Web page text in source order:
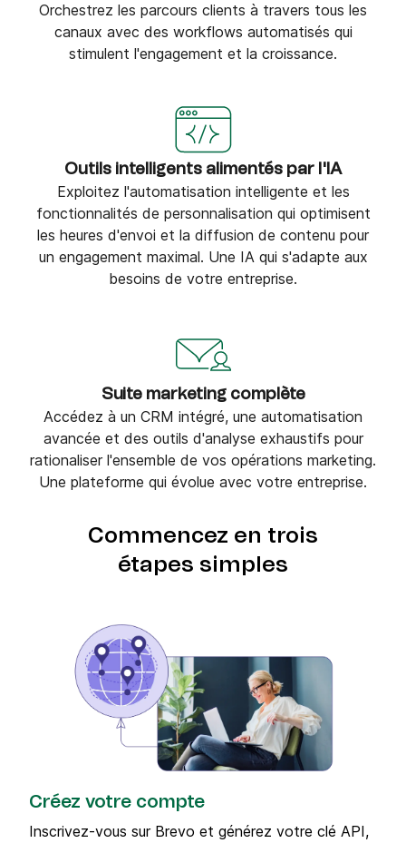
Orchestrez les parcours clients à travers tous les
canaux avec des workflows automatisés qui
stimulent l'engagement et la croissance.
Outils intelligents alimentés par l'IA
Exploitez l'automatisation intelligente et les
fonctionnalités de personnalisation qui optimisent
les heures d'envoi et la diffusion de contenu pour
un engagement maximal. Une IA qui s'adapte aux
besoins de votre entreprise.
Suite marketing complète
Accédez à un CRM intégré, une automatisation
avancée et des outils d'analyse exhaustifs pour
rationaliser l'ensemble de vos opérations marketing.
Une plateforme qui évolue avec votre entreprise.
Commencez en trois
étapes simples
Créez votre compte
Inscrivez-vous sur Brevo et générez votre clé API,